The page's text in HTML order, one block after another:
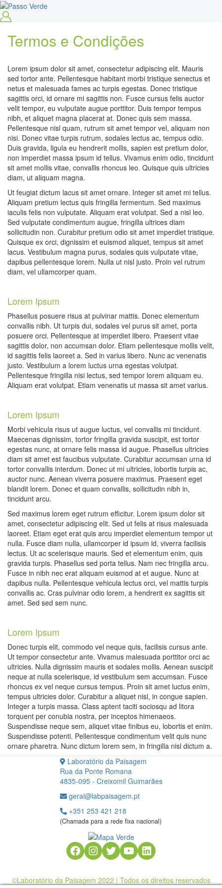
Termos e Condições
Lorem ipsum dolor sit amet, consectetur adipiscing elit. Mauris
sed tortor ante. Pellentesque habitant morbi tristique senectus et
netus et malesuada fames ac turpis egestas. Donec tristique
sagittis orci, id ornare mi sagittis non. Fusce cursus felis auctor
velit tempor, eu vulputate augue porttitor. Duis tempor tempus
nibh, et aliquet magna placerat at. Donec quis sem massa.
Pellentesque nisl quam, rutrum sit amet tempor vel, aliquam non
nisi. Donec vitae turpis rutrum, sodales lectus ac, tempus odio.
Duis gravida, ligula eu hendrerit mollis, sapien est pretium dolor,
non imperdiet massa ipsum id tellus. Vivamus enim odio, tincidunt
sit amet mollis vitae, convallis rhoncus leo. Quisque quis ultricies
diam, ut aliquam magna.
Ut feugiat dictum lacus sit amet ornare. Integer sit amet mi tellus.
Aliquam pretium lectus quis fringilla fermentum. Sed maximus
iaculis felis non vulputate. Aliquam erat volutpat. Sed a nisl leo.
Sed vulputate condimentum augue, fringilla ultrices diam
sollicitudin non. Curabitur pretium odio sit amet imperdiet tristique.
Quisque ex orci, dignissim et euismod aliquet, tempus sit amet
lacus. Vestibulum magna purus, sodales quis vulputate vitae,
dapibus pellentesque lorem. Nulla ut nisl justo. Proin vel rutrum
diam, vel ullamcorper quam.
Lorem Ipsum
Phasellus posuere risus at pulvinar mattis. Donec elementum
convallis nibh. Ut turpis dui, sodales vel purus sit amet, porta
posuere orci. Pellentesque at imperdiet libero. Praesent vitae
sagittis dolor, non accumsan dolor. Etiam pellentesque mollis velit,
id sagittis felis laoreet a. Sed in varius libero. Nunc ac venenatis
justo. Vestibulum a lorem luctus urna egestas volutpat.
Pellentesque fringilla nisi lectus, sed tempor lorem aliquam eu.
Aliquam erat volutpat. Etiam venenatis ut massa sit amet varius.
Lorem Ipsum
Morbi vehicula risus ut augue luctus, vel convallis mi tincidunt.
Maecenas dignissim, tortor fringilla gravida suscipit, est tortor
egestas nunc, at ornare felis massa id augue. Phasellus ultricies
diam sit amet est faucibus vulputate. Curabitur accumsan urna id
tortor convallis interdum. Donec ut mi ultricies, lobortis turpis ac,
auctor nunc. Aenean viverra posuere maximus. Praesent eget
blandit lorem. Donec et quam convallis, sollicitudin nibh in,
tincidunt arcu.
Sed maximus lorem eget rutrum efficitur. Lorem ipsum dolor sit
amet, consectetur adipiscing elit. Sed ut felis at risus malesuada
laoreet. Etiam eget erat quis arcu imperdiet elementum tempor ut
nulla. Fusce diam nulla, ullamcorper id ipsum id, viverra facilisis
lectus. Ut ac scelerisque mauris. Sed et elementum enim, quis
gravida turpis. Phasellus sed porta tellus. Nam nec fringilla arcu.
Fusce in nibh nec erat aliquam euismod at et augue. Nunc at
dapibus nulla. Pellentesque vehicula lectus orci, vel mattis turpis
convallis ac. Cras pulvinar odio lorem, a hendrerit ex sagittis sit
amet. Sed sed sem nunc.
Lorem Ipsum
Donec turpis elit, commodo vel neque quis, facilisis cursus ante.
Ut tempor consectetur ante. Vivamus malesuada porttitor orci ac
ultricies. Nulla dignissim mauris et sodales mollis. Aenean suscipit
neque at nulla scelerisque, id vestibulum sem accumsan. Fusce
rhoncus ex vel neque cursus tempus. Proin sit amet luctus enim,
tempus ultricies dolor. Curabitur a aliquet nisl, in congue sapien.
Integer a turpis massa. Class aptent taciti sociosqu ad litora
torquent per conubia nostra, per inceptos himenaeos.
Suspendisse neque sem, aliquet vitae finibus eu, lobortis et enim.
Suspendisse potenti. Pellentesque condimentum velit quis nunc
ornare pharetra. Nunc dictum lorem sem, in fringilla nisl dictum a.
Laboratório da Paisagem
Rua da Ponte Romana
4835-095 - Creixomil Guimarães
geral@labpaisagem.pt
+351 253 421 218
(Chamada para a rede fixa nacional)
Facebook
Instagram
TwitterYouTube
LinkedIn
©Laboratório da Paisagem 2022 | Todos os direitos reservados